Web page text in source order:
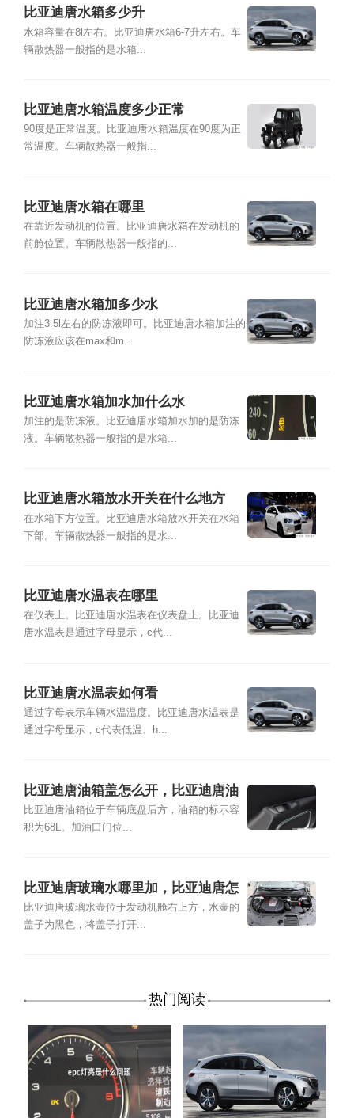
比亚迪唐水箱多少升
水箱容量在8l左右。比亚迪唐水箱6-7升左右。车
辆散热器一般指的是水箱...
比亚迪唐水箱温度多少正常
90度是正常温度。比亚迪唐水箱温度在90度为正
常温度。车辆散热器一般指...
比亚迪唐水箱在哪里
在靠近发动机的位置。比亚迪唐水箱在发动机的
前舱位置。车辆散热器一般指的...
比亚迪唐水箱加多少水
加注3.5l左右的防冻液即可。比亚迪唐水箱加注的
防冻液应该在max和m...
比亚迪唐水箱加水加什么水
加注的是防冻液。比亚迪唐水箱加水加的是防冻
液。车辆散热器一般指的是水箱...
比亚迪唐水箱放水开关在什么地方
在水箱下方位置。比亚迪唐水箱放水开关在水箱
下部。车辆散热器一般指的是水...
比亚迪唐水温表在哪里
在仪表上。比亚迪唐水温表在仪表盘上。比亚迪
唐水温表是通过字母显示，c代...
比亚迪唐水温表如何看
通过字母表示车辆水温温度。比亚迪唐水温表是
通过字母显示，c代表低温、h...
比亚迪唐油箱盖怎么开，比亚迪唐油
箱容积
比亚迪唐油箱位于车辆底盘后方，油箱的标示容
积为68L。加油口门位...
比亚迪唐玻璃水哪里加，比亚迪唐怎
么加玻璃水
比亚迪唐玻璃水壶位于发动机舱右上方，水壶的
盖子为黑色，将盖子打开...
热门阅读